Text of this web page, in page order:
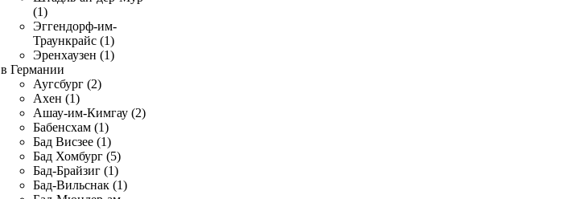
(1)
Эггендорф-им-
Траункрайс (1)
Эренхаузен (1)
в Германии
Аугсбург (2)
Ахен (1)
Ашау-им-Кимгау (2)
Бабенсхам (1)
Бад Висзее (1)
Бад Хомбург (5)
Бад-Брайзиг (1)
Бад-Вильснак (1)